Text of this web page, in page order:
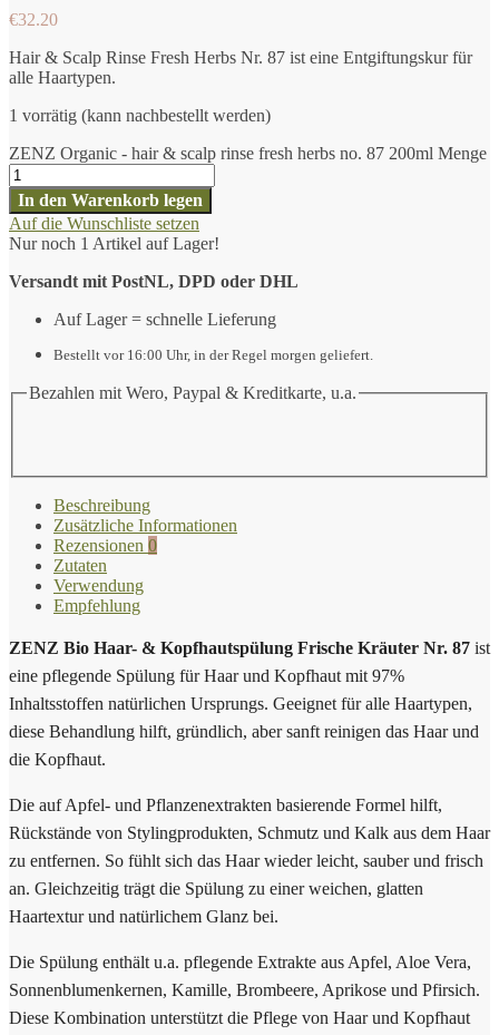
€32.20
Hair & Scalp Rinse Fresh Herbs Nr. 87 ist eine Entgiftungskur für
alle Haartypen.
1 vorrätig (kann nachbestellt werden)
ZENZ Organic - hair & scalp rinse fresh herbs no. 87 200ml Menge
In den Warenkorb legen
Auf die Wunschliste setzen
Nur noch 1 Artikel auf Lager!
Versandt mit PostNL, DPD oder DHL
Auf Lager = schnelle Lieferung
Bestellt vor 16:00 Uhr, in der Regel morgen geliefert.
Bezahlen mit Wero, Paypal & Kreditkarte, u.a.
Beschreibung
Zusätzliche Informationen
Rezensionen 0
Zutaten
Verwendung
Empfehlung
ZENZ Bio Haar- & Kopfhautspülung Frische Kräuter Nr. 87 ist
eine pflegende Spülung für Haar und Kopfhaut mit 97%
Inhaltsstoffen natürlichen Ursprungs. Geeignet für alle Haartypen,
diese Behandlung hilft, gründlich, aber sanft reinigen das Haar und
die Kopfhaut.
Die auf Apfel- und Pflanzenextrakten basierende Formel hilft,
Rückstände von Stylingprodukten, Schmutz und Kalk aus dem Haar
zu entfernen. So fühlt sich das Haar wieder leicht, sauber und frisch
an. Gleichzeitig trägt die Spülung zu einer weichen, glatten
Haartextur und natürlichem Glanz bei.
Die Spülung enthält u.a. pflegende Extrakte aus Apfel, Aloe Vera,
Sonnenblumenkernen, Kamille, Brombeere, Aprikose und Pfirsich.
Diese Kombination unterstützt die Pflege von Haar und Kopfhaut